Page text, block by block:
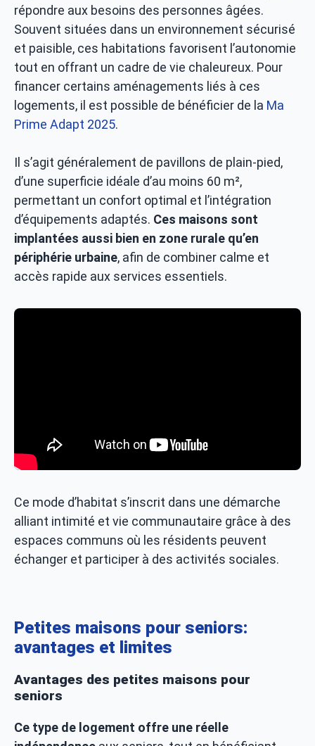
répondre aux besoins des personnes âgées.
Souvent situées dans un environnement sécurisé
et paisible, ces habitations favorisent l’autonomie
tout en offrant un cadre de vie chaleureux. Pour
financer certains aménagements liés à ces
logements, il est possible de bénéficier de la Ma
Prime Adapt 2025.
Il s’agit généralement de pavillons de plain-pied,
d’une superficie idéale d’au moins 60 m²,
permettant un confort optimal et l’intégration
d’équipements adaptés. Ces maisons sont
implantées aussi bien en zone rurale qu’en
périphérie urbaine, afin de combiner calme et
accès rapide aux services essentiels.
Ce mode d’habitat s’inscrit dans une démarche
alliant intimité et vie communautaire grâce à des
espaces communs où les résidents peuvent
échanger et participer à des activités sociales.
Petites maisons pour seniors:
avantages et limites
Avantages des petites maisons pour
seniors
Ce type de logement offre une réelle